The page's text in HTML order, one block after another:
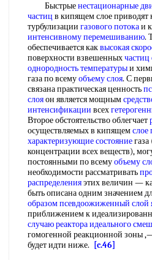
Быстрыенестационарные
частиц в кипящем слое приводят
турбулизации газового потокаи
интенсивному перемешиванию.
обеспечивается каквысокая
поверхности взвешенныхчастиц
однородность температурыи
газа по всемуобъему слоя. С
связана практическая ценность
слояон является мощным
интенсификации всех
Второе обстоятельство облегчает
осуществляемых в кипящемслое
характеризующие состояние
концентрации всех веществ),
постоянными по всемуобъему
необходимости рассматривать
распределенияэтих величин —
быть описана одним значением
образомпсевдоожиженный слой
приближением к
случаюреактора идеального
гомогенной реакционной зоны
будет идти ниже.
[c.46]